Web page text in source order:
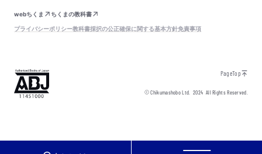
webちくま
ちくまの教科書
プライバシーポリシー教科書採択の公正確保に関する基本方針免責事項
PageTop
© Chikumashobo Ltd.2024 All Rights Reserved.